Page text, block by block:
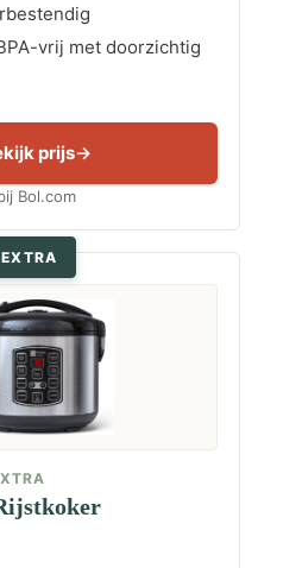
vrij met doorzichtig
prijs
Bol.com